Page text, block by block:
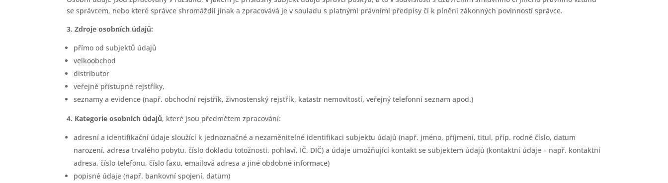
se správcem, nebo které správce shromáždil jinak a zpracovává je v souladu s platnými právními předpisy či k plnění zákonných povinností správce.
3. Zdroje osobních údajů:
přímo od subjektů údajů
velkoobchod
distributor
veřejně přístupné rejstříky,
seznamy a evidence (např. obchodní rejstřík, živnostenský rejstřík, katastr nemovitostí, veřejný telefonní seznam apod.)
4. Kategorie osobních údajů, které jsou předmětem zpracování:
adresní a identifikační údaje sloužící k jednoznačné a nezaměnitelné identifikaci subjektu údajů (např. jméno, příjmení, titul, příp. rodné číslo, datum
narození, adresa trvalého pobytu, číslo dokladu totožnosti, pohlaví, IČ, DIČ) a údaje umožňující kontakt se subjektem údajů (kontaktní údaje – např. kontaktní
adresa, číslo telefonu, číslo faxu, emailová adresa a jiné obdobné informace)
popisné údaje (např. bankovní spojení, datum)